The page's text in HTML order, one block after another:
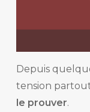
Depuis
tension
le prouver.